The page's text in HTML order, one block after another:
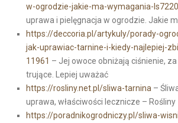
w-ogrodzie-jakie-ma-wymagania-
uprawa i pielęgnacja w ogrodzie. Jakie
https://deccoria.pl/artykuly/porady-
jak-uprawiac-tarnine-i-kiedy-najlepiej-
11961 – Jej owoce obniżają ciśnienie,
trujące. Lepiej uważać
https://rosliny.net.pl/sliwa-tarnina –
uprawa, właściwości lecznicze – Rośliny
https://poradnikogrodniczy.pl/sliwa-